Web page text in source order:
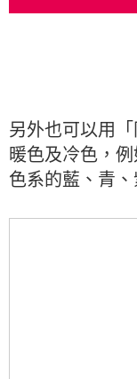
另外也可以用
暖色及冷色，
色系的藍、青、